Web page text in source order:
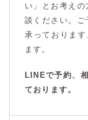
い」とお考え
談ください。
承っておりま
ます。
LINEで予約、
ております。